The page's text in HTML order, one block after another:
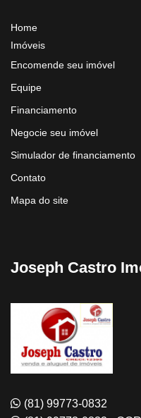
Home
Imóveis
Encomende seu imóvel
Equipe
Financiamento
Negocie seu imóvel
Simulador de financiamento
Contato
Mapa do site
Joseph Castro
(81) 99773-0832